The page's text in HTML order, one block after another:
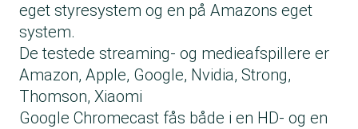
eget styresystem og en på Amazons eget
system.
De testede streaming- og medieafspillere er
Amazon, Apple, Google, Nvidia, Strong,
Thomson, Xiaomi
Google Chromecast fås både i en HD- og en